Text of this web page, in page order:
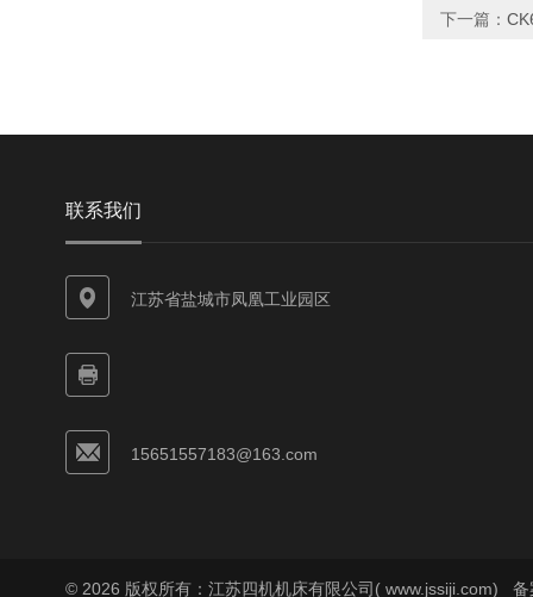
下一篇：
联系我们
江苏省盐城市凤凰工业园区
15651557183@163.com
© 2026 版权所有：江苏四机机床有限公司( www.jssiji.com) 备